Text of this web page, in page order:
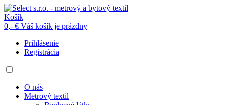
Košík
0,- € Váš košík je prázdny
Prihlásenie
Registrácia
O nás
Metrový textil